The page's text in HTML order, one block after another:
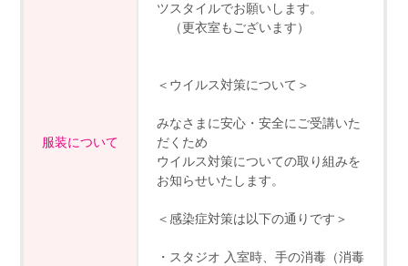
服装について
ツスタイルでお願いします。
（更衣室もございます）
＜ウイルス対策について＞
みなさまに安心・安全にご受講いた
だくため
ウイルス対策についての取り組みを
お知らせいたします。
＜感染症対策は以下の通りです＞
・スタジオ 入室時、手の消毒（消毒